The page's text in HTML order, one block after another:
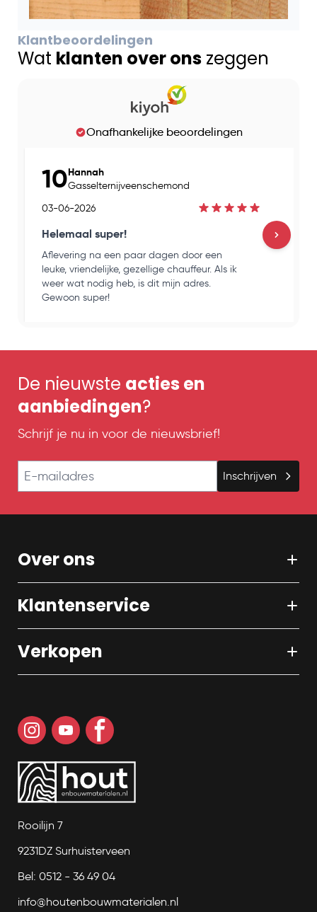
Klantbeoordelingen
Wat klanten over ons zeggen
Onafhankelijke beoordelingen
10Hannah
Gasselternijveenschemond
03-06-2026
Helemaal super!
Aflevering na een paar dagen door een
leuke, vriendelijke, gezellige chauffeur. Als ik
weer wat nodig heb, is dit mijn adres.
Gewoon super!
De nieuwste acties en
aanbiedingen?
Schrijf je nu in voor de nieuwsbrief!
Inschrijven
Over ons
Klantenservice
Verkopen
Rooilijn 7
9231DZ Surhuisterveen
Bel: 0512 - 36 49 04
info@houtenbouwmaterialen.nl